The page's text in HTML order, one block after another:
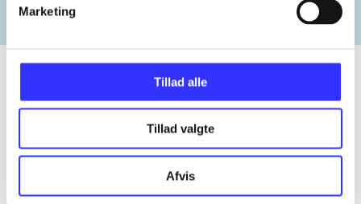
Marketing
Tillad alle
Tillad valgte
Afvis
Artiklen er en del af